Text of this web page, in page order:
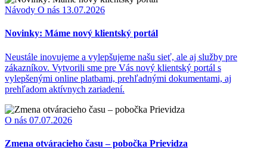
Návody O nás 13.07.2026
Novinky: Máme nový klientský portál
Neustále inovujeme a vylepšujeme našu sieť, ale aj služby pre
zákazníkov. Vytvorili sme pre Vás nový klientský portál s
vylepšenými online platbami, prehľadnými dokumentami, aj
prehľadom aktívnych zariadení.
O nás 07.07.2026
Zmena otváracieho času – pobočka Prievidza